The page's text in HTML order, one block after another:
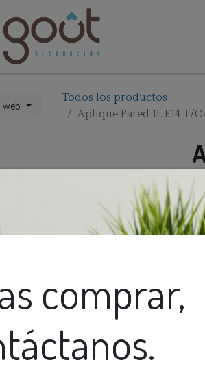
comprar,
web
Todos los productos
Aplique Pared 1L E14 T/